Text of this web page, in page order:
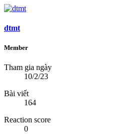
dtmt
Member
Tham gia ngày
10/2/23
Bài viết
164
Reaction score
0